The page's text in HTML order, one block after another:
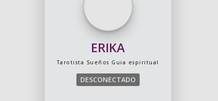
ERIKA
Tarotista Sueños Guia espiritual
DESCONECTADO